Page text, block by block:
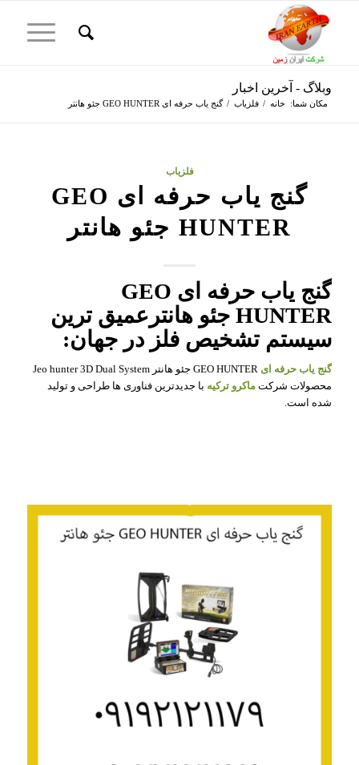
وبلاگ - آخرین اخبار
مکان شما: خانه / فلزیاب / گنج یاب حرفه ای GEO HUNTER جئو هانتر
فلزیاب
گنج یاب حرفه ای GEO
HUNTER جئو هانتر
گنج یاب حرفه ای GEO
HUNTER جئو هانترعمیق ترین
سیستم تشخیص فلز در جهان:
گنج یاب حرفه ای
GEO HUNTER جئو هانتر Jeo hunter 3D Dual System
محصولات شرکت ماکرو ترکیه با جدیدترین فناوری ها طراحی و تولید
شده است.